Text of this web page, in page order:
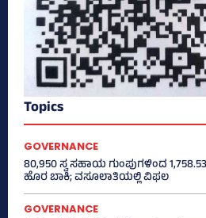
Topics
GOVERNANCE
80,950 ಸ್ವ ಸಹಾಯ ಗುಂಪುಗಳಿಂದ
ಹೊರ ಬಾಕಿ; ವಸೂಲಾತಿಯಲ್ಲಿ ವಿಫಲ
GOVERNANCE